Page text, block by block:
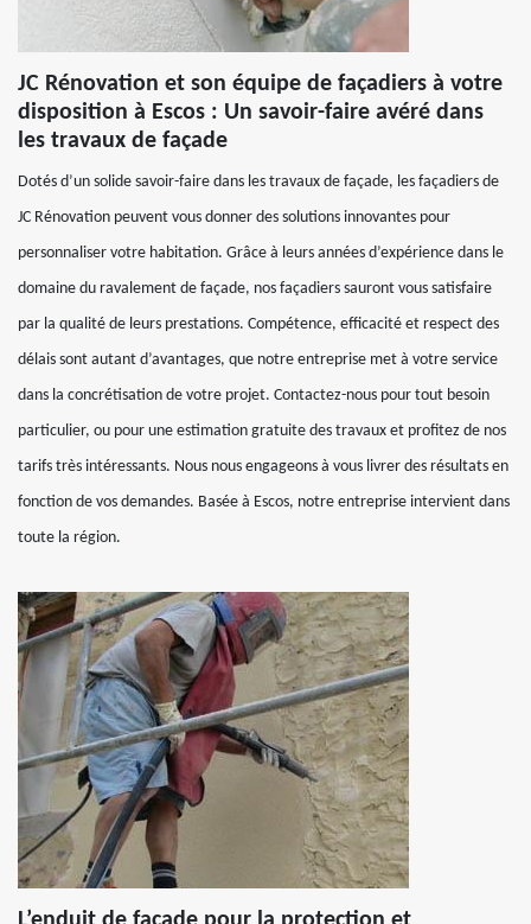
JC Rénovation et son équipe de façadiers à votre
disposition à Escos : Un savoir-faire avéré dans
les travaux de façade
Dotés d’un solide savoir-faire dans les travaux de façade, les façadiers de
JC Rénovation peuvent vous donner des solutions innovantes pour
personnaliser votre habitation. Grâce à leurs années d’expérience dans le
domaine du ravalement de façade, nos façadiers sauront vous satisfaire
par la qualité de leurs prestations. Compétence, efficacité et respect des
délais sont autant d’avantages, que notre entreprise met à votre service
dans la concrétisation de votre projet. Contactez-nous pour tout besoin
particulier, ou pour une estimation gratuite des travaux et profitez de nos
tarifs très intéressants. Nous nous engageons à vous livrer des résultats en
fonction de vos demandes. Basée à Escos, notre entreprise intervient dans
toute la région.